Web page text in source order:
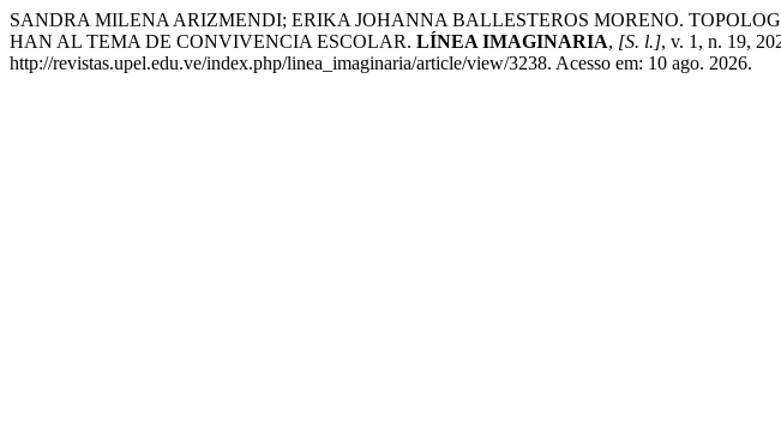
SANDRA MILENA ARIZMENDI; ERIKA JOHANNA BALLESTEROS MORENO.
HAN AL TEMA DE CONVIVENCIA ESCOLAR. LÍNEA IMAGINARIA, [S. l.], v. 1, n. 19,
http://revistas.upel.edu.ve/index.php/linea_imaginaria/article/view/3238. Acesso em: 10 ago. 2026.